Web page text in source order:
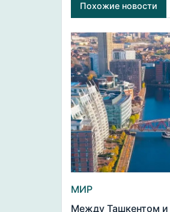
Похожие новости
МИР
Между Ташкентом